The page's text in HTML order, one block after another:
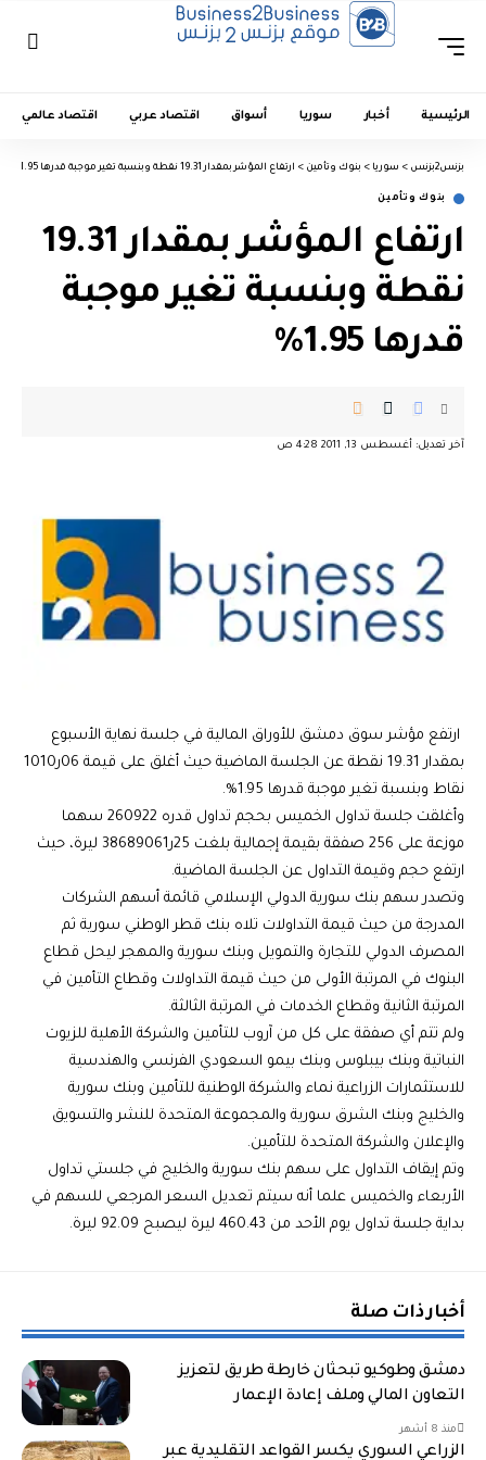
الرئيسية أخبار سوريا أسواق اقتصاد عربي اقتصاد عالمي
بزنس2بزنس > سوريا > بنوك وتأمين > ارتفاع المؤشر بمقدار 19.31 نقطة وبنسبة تغير موجبة قدرها 1.95%
بنوك وتأمين
ارتفاع المؤشر بمقدار 19.31
نقطة وبنسبة تغير موجبة
قدرها 1.95%
آخر تعديل: أغسطس 13, 2011 4:28 ص
ارتفع مؤشر سوق دمشق للأوراق المالية في جلسة نهاية الأسبوع
بمقدار 19.31 نقطة عن الجلسة الماضية حيث أغلق على قيمة 06ر1010
نقاط وبنسبة تغير موجبة قدرها 1.95%.
وأغلقت جلسة تداول الخميس بحجم تداول قدره 260922 سهما
موزعة على 256 صفقة بقيمة إجمالية بلغت 25ر38689061 ليرة، حيث
ارتفع حجم وقيمة التداول عن الجلسة الماضية.
وتصدر سهم بنك سورية الدولي الإسلامي قائمة أسهم الشركات
المدرجة من حيث قيمة التداولات تلاه بنك قطر الوطني سورية ثم
المصرف الدولي للتجارة والتمويل وبنك سورية والمهجر ليحل قطاع
البنوك في المرتبة الأولى من حيث قيمة التداولات وقطاع التأمين في
المرتبة الثانية وقطاع الخدمات في المرتبة الثالثة.
ولم تتم أي صفقة على كل من آروب للتأمين والشركة الأهلية للزيوت
النباتية وبنك بيبلوس وبنك بيمو السعودي الفرنسي والهندسية
للاستثمارات الزراعية نماء والشركة الوطنية للتأمين وبنك سورية
والخليج وبنك الشرق سورية والمجموعة المتحدة للنشر والتسويق
والإعلان والشركة المتحدة للتأمين.
وتم إيقاف التداول على سهم بنك سورية والخليج في جلستي تداول
الأربعاء والخميس علما أنه سيتم تعديل السعر المرجعي للسهم في
بداية جلسة تداول يوم الأحد من 460.43 ليرة ليصبح 92.09 ليرة.
أخبار ذات صلة
دمشق وطوكيو تبحثان خارطة طريق لتعزيز
التعاون المالي وملف إعادة الإعمار
منذ 8 أشهر
الزراعي السوري يكسر القواعد التقليدية عبر